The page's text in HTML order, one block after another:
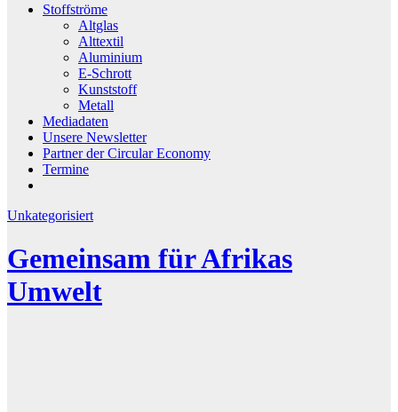
Stoffströme
Altglas
Alttextil
Aluminium
E-Schrott
Kunststoff
Metall
Mediadaten
Unsere Newsletter
Partner der Circular Economy
Termine
Unkategorisiert
Gemeinsam für Afrikas
Umwelt